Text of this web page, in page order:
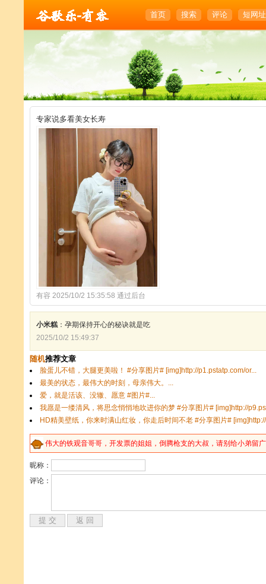
首页 搜索 评论 短网址
专家说多看美女长寿
有容 2025/10/2 15:35:58 通过后台
小米糕 ：孕期保持开心的秘诀就是吃
2025/10/2 15:49:37
伟大的铁观音哥哥，开发票的姐姐，倒腾枪支的大叔，请别给小弟留
昵称：
评论：